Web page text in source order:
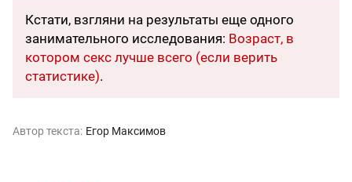
Кстати, взгляни на результаты еще одного
занимательного исследования: Возраст, в
котором секс лучше всего (если верить
статистике).
Автор текста: Егор Максимов